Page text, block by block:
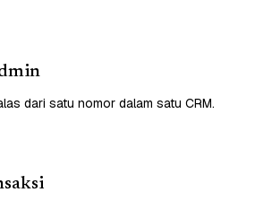
dari satu nomor dalam satu CRM.